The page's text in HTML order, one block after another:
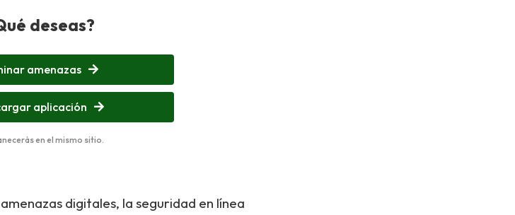
deseas?
amenazas
aplicación
en el mismo sitio.
digitales, la seguridad en línea